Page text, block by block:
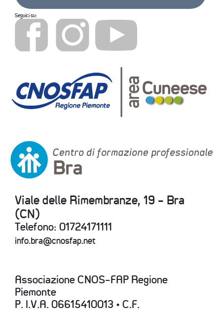
Seguici su:
Viale delle Rimembranze, 19 - Bra
(CN)
Telefono: 01724171111
info.bra@cnosfap.net
Associazione CNOS-FAP Regione
Piemonte
P. I.V.A. 06615410013 • C.F.